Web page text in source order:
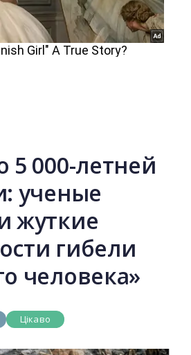
5 000-летней
ученые
жуткие
гибели
человека»
Цікаво